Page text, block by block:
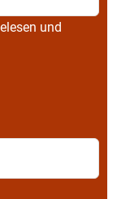
und